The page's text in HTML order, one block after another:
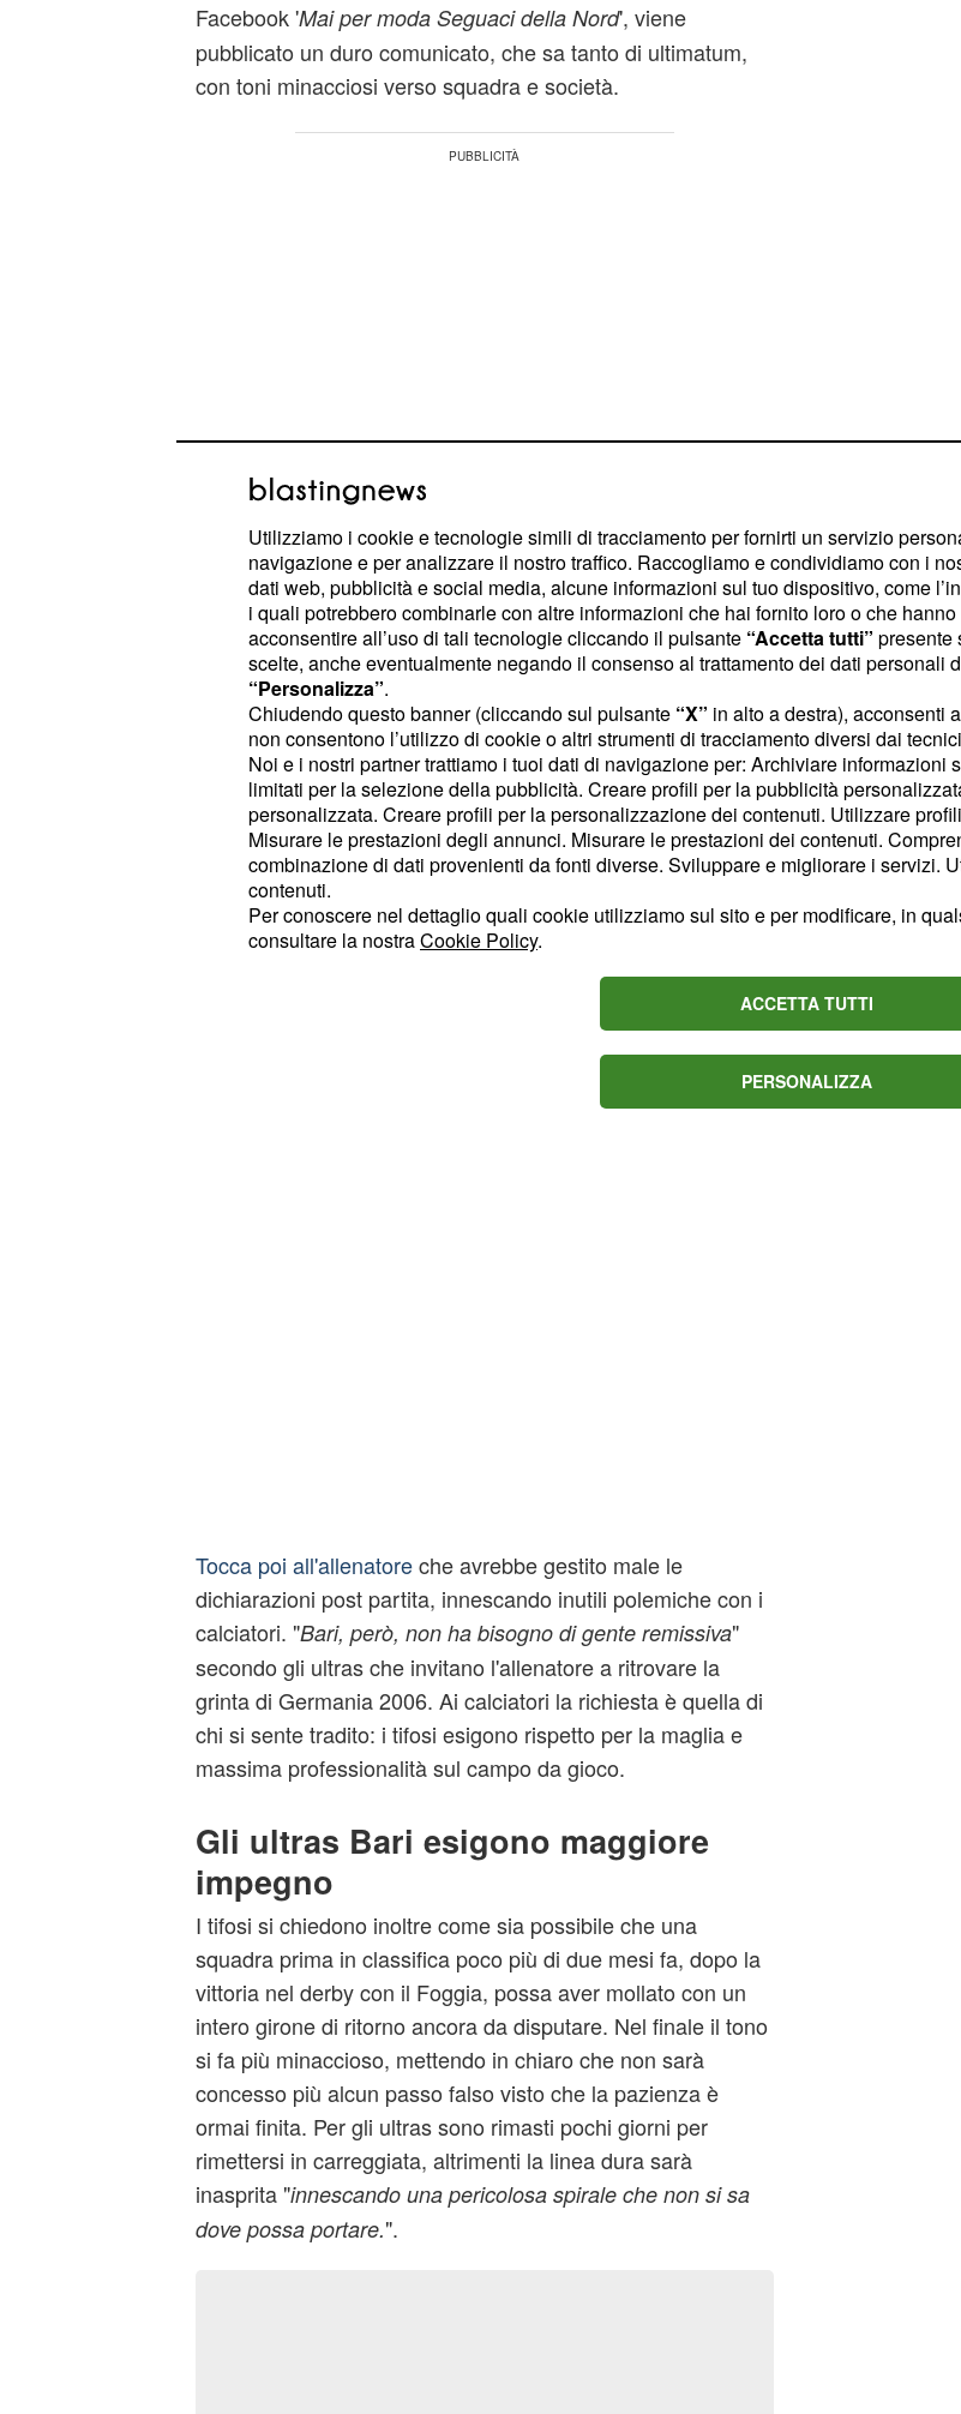
Facebook 'Mai per moda Seguaci della Nord', viene
pubblicato un duro comunicato, che sa tanto di ultimatum,
con toni minacciosi verso squadra e società.
La sconfitta di Venezia è l'ultima
goccia
Il post inizia con una frase che è l'antifona dell'intero
comunicato, un testo che si presenta sofferto, ma
comunque non più rinviabile, con le circostanze che ormai
non lasciavano altre possibilità. Gli ultras evidenziano come
la sconfitta di Venezia abbia fatto definitivamente finire il
'credito' verso squadra e società. I tre gol presi in solo 45
minuti, nonostante il massimo impegno richiesto nella
settimana precedente la partita, obbligano quindi ad
inasprire i toni esattamente come annunciato ad inizio
stagione. Il comunicato continua mettendo in discussione
tutte le componenti societarie e il dito viene quindi puntato
reo di aver movimentato in soli
due anni addirittura 104 calciatori, salvo poi 'rimbalzare' le
Tocca poi all'allenatoreche avrebbe gestito male le
dichiarazioni post partita, innescando inutili polemiche con i
calciatori. "Bari, però, non ha bisogno di gente remissiva"
secondo gli ultras che invitano l'allenatore a ritrovare la
grinta di Germania 2006. Ai calciatori la richiesta è quella di
chi si sente tradito: i tifosi esigono rispetto per la maglia e
massima professionalità sul campo da gioco.
Gli ultras Bari esigono maggiore
impegno
I tifosi si chiedono inoltre come sia possibile che una
squadra prima in classifica poco più di due mesi fa, dopo la
vittoria nel derby con il Foggia, possa aver mollato con un
intero girone di ritorno ancora da disputare. Nel finale il tono
si fa più minaccioso, mettendo in chiaro che non sarà
concesso più alcun passo falso visto che la pazienza è
ormai finita. Per gli ultras sono rimasti pochi giorni per
rimettersi in carreggiata, altrimenti la linea dura sarà
inasprita "innescando una pericolosa spirale che non si sa
dove possa portare.".
Utilizziamo i cookie e tecnologie simili di tracciamento per fornirti un servizio
navigazione e per analizzare il nostro traffico. Raccogliamo e condividiamo con i
dati web, pubblicità e social media, alcune informazioni sul tuo dispositivo, come
i quali potrebbero combinarle con altre informazioni che hai fornito loro o che
acconsentire all’uso di tali tecnologie cliccando il pulsante “Accetta tutti” presente
scelte, anche eventualmente negando il consenso al trattamento dei dati personali
“Personalizza”.
Chiudendo questo banner (cliccando sul pulsante “X” in alto a destra), acconsenti
non consentono l’utilizzo di cookie o altri strumenti di tracciamento diversi dai
Noi e i nostri partner trattiamo i tuoi dati di navigazione per: Archiviare informazioni
limitati per la selezione della pubblicità. Creare profili per la pubblicità
personalizzata. Creare profili per la personalizzazione dei contenuti. Utilizzare
Misurare le prestazioni degli annunci. Misurare le prestazioni dei contenuti.
combinazione di dati provenienti da fonti diverse. Sviluppare e migliorare i servizi.
contenuti.
Per conoscere nel dettaglio quali cookie utilizziamo sul sito e per modificare, in
consultare la nostraCookie Policy.
ACCETTA TUTTI
PERSONALIZZA